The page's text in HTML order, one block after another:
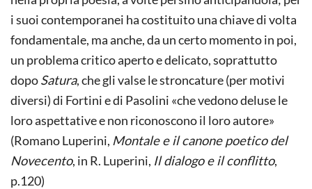
i suoi contemporanei ha costituito una chiave di volta
fondamentale, ma anche, da un certo momento in poi,
un problema critico aperto e delicato, soprattutto
dopoSatura, che gli valse le stroncature (per motivi
diversi) di Fortini e di Pasolini «che vedono deluse le
loro aspettative e non riconoscono il loro autore»
(Romano Luperini, Montale e il canone poetico del
Novecento, in R. Luperini, Il dialogo e il conflitto,
p.120)